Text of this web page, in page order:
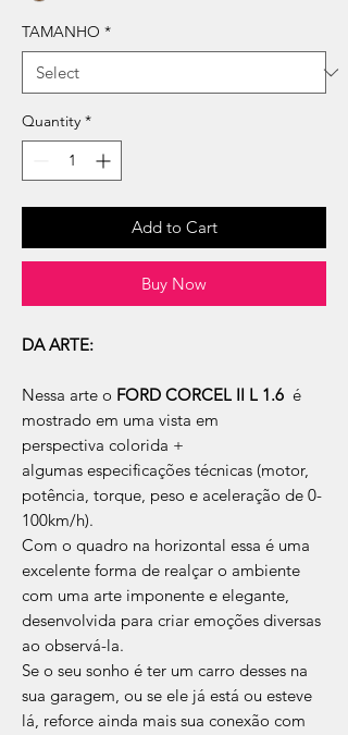
TAMANHO *
Quantity *
Add to Cart
Buy Now
DA ARTE:
Nessa arte o FORD CORCEL II L 1.6 é
mostrado em uma vista em
perspectiva colorida +
algumas especificações técnicas (motor,
potência, torque, peso e aceleração de 0-
100km/h).
Com o quadro na horizontal essa é uma
excelente forma de realçar o ambiente
com uma arte imponente e elegante,
desenvolvida para criar emoções diversas
ao observá-la.
Se o seu sonho é ter um carro desses na
sua garagem, ou se ele já está ou esteve
lá, reforce ainda mais sua conexão com